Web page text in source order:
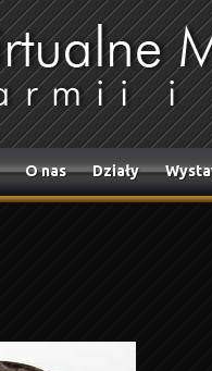
O nas Działy